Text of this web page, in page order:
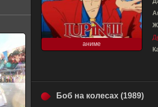
аниме
Боб на колесах (1989)